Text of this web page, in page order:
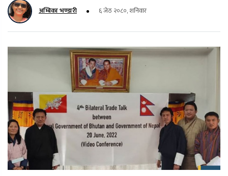
अम्बिका भण्डारी ६ जेठ २०८०, शनिवार